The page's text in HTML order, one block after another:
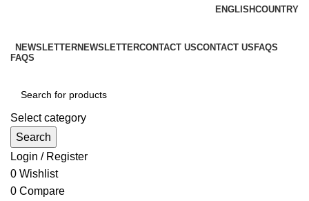
ENGLISHCOUNTRY
NEWSLETTERNEWSLETTERCONTACT USCONTACT USFAQS
FAQS
Select category
Search
Login / Register
0 Wishlist
0 Compare